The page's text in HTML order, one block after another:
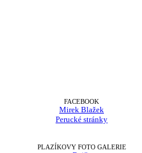
FACEBOOK
Mirek Blažek
Perucké stránky
PLAZÍKOVY FOTO GALERIE